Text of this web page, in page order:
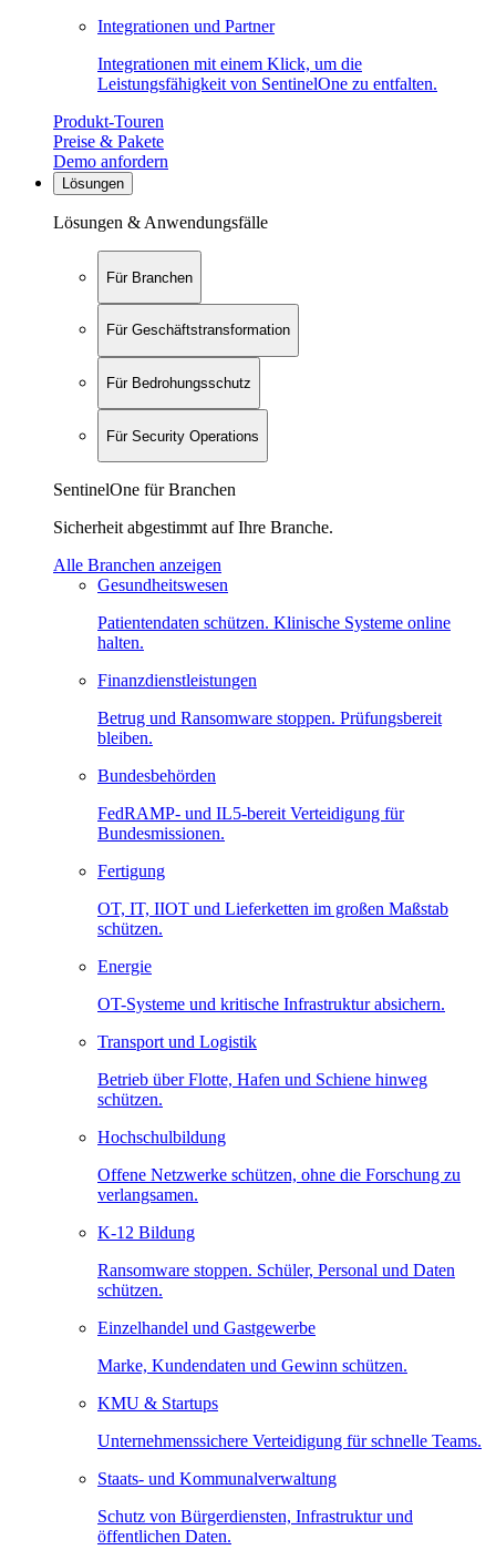
Integrationen und Partner
Integrationen mit einem Klick, um die
Leistungsfähigkeit von SentinelOne zu entfalten.
Produkt-Touren
Preise & Pakete
Demo anfordern
Lösungen
Lösungen & Anwendungsfälle
Für Branchen
Für Geschäftstransformation
Für Bedrohungsschutz
Für Security Operations
SentinelOne für Branchen
Sicherheit abgestimmt auf Ihre Branche.
Alle Branchen anzeigen
Gesundheitswesen
Patientendaten schützen. Klinische Systeme online
halten.
Finanzdienstleistungen
Betrug und Ransomware stoppen. Prüfungsbereit
bleiben.
Bundesbehörden
FedRAMP- und IL5-bereit Verteidigung für
Bundesmissionen.
Fertigung
OT, IT, IIOT und Lieferketten im großen Maßstab
schützen.
Energie
OT-Systeme und kritische Infrastruktur absichern.
Transport und Logistik
Betrieb über Flotte, Hafen und Schiene hinweg
schützen.
Hochschulbildung
Offene Netzwerke schützen, ohne die Forschung zu
verlangsamen.
K-12 Bildung
Ransomware stoppen. Schüler, Personal und Daten
schützen.
Einzelhandel und Gastgewerbe
Marke, Kundendaten und Gewinn schützen.
KMU & Startups
Unternehmenssichere Verteidigung für schnelle Teams.
Staats- und Kommunalverwaltung
Schutz von Bürgerdiensten, Infrastruktur und
öffentlichen Daten.